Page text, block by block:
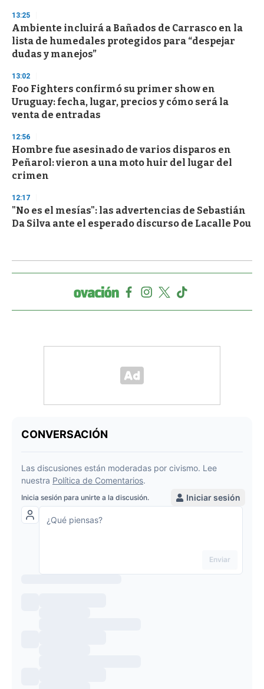
13:25
Ambiente incluirá a Bañados de Carrasco en la
lista de humedales protegidos para “despejar
dudas y manejos”
13:02
Foo Fighters confirmó su primer show en
Uruguay: fecha, lugar, precios y cómo será la
venta de entradas
12:56
Hombre fue asesinado de varios disparos en
Peñarol: vieron a una moto huir del lugar del
crimen
12:17
"No es el mesías": las advertencias de Sebastián
Da Silva ante el esperado discurso de Lacalle Pou